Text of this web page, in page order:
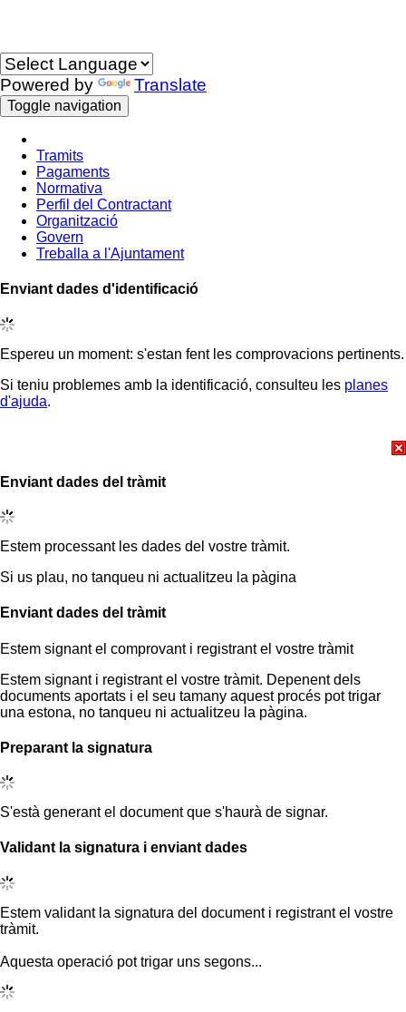
Powered by Translate
Toggle navigation
Tramits
Pagaments
Normativa
Perfil del Contractant
Organització
Govern
Treballa a l'Ajuntament
Enviant dades d'identificació
Espereu un moment: s'estan fent les comprovacions pertinents.
Si teniu problemes amb la identificació, consulteu les planes
d'ajuda.
Enviant dades del tràmit
Estem processant les dades del vostre tràmit.
Si us plau, no tanqueu ni actualitzeu la pàgina
Enviant dades del tràmit
Estem signant el comprovant i registrant el vostre tràmit
Estem signant i registrant el vostre tràmit. Depenent dels
documents aportats i el seu tamany aquest procés pot trigar
una estona, no tanqueu ni actualitzeu la pàgina.
Preparant la signatura
S'està generant el document que s'haurà de signar.
Validant la signatura i enviant dades
Estem validant la signatura del document i registrant el vostre
tràmit.
Aquesta operació pot trigar uns segons...